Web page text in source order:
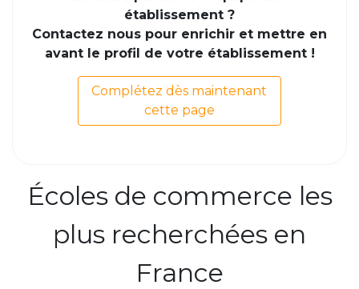
établissement ?
Contactez nous pour enrichir et mettre en
avant le profil de votre établissement !
Complétez dès maintenant
cette page
Écoles de commerce les
plus recherchées en
France